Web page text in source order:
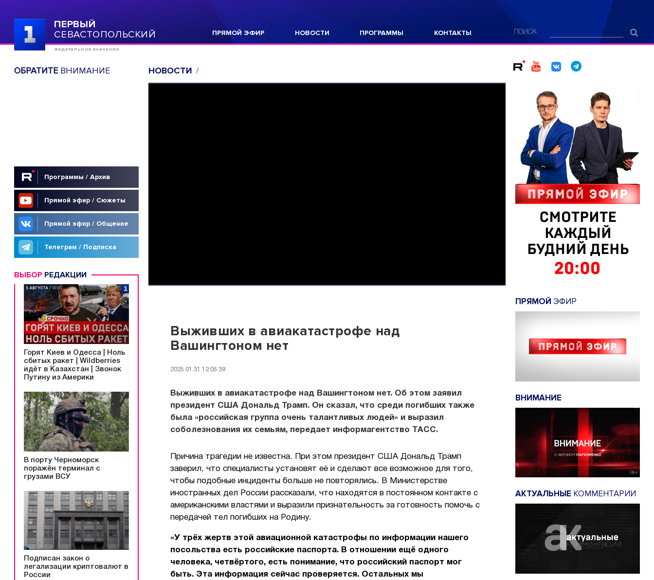
ПЕРВЫЙ
СЕВАСТОПОЛЬСКИЙ
ФЕДЕРАЛЬНОЕ ЗНАЧЕНИЕ
ПРЯМОЙ ЭФИР НОВОСТИ ПРОГРАММЫ КОНТАКТЫ ПОИСК
ОБРАТИТЕВНИМАНИЕ
Программы / Архив
Прямой эфир / Сюжеты
Прямой эфир / Общение
Телеграм / Подписка
ВЫБОР РЕДАКЦИИ
Горят Киев и Одесса | Ноль
сбитых ракет | Wildberries
идёт в Казахстан | Звонок
Путину из Америки
В порту Черноморск
поражён терминал с
грузами ВСУ
Подписан закон о
легализации криптовалют в
России
НОВОСТИ
Выживших в авиакатастрофе над
Вашингтоном нет
2025.01.31 12:05:39
Выживших в авиакатастрофе над Вашингтоном нет. Об этом заявил
президент США Дональд Трамп. Он сказал, что среди погибших также
была «российская группа очень талантливых людей» и выразил
соболезнования их семьям, передает информагентство ТАСС.
Причина трагедии не известна. При этом президент США Дональд Трамп
заверил, что специалисты установят её и сделают все возможное для того,
чтобы подобные инциденты больше не повторялись. В Министерстве
иностранных дел России рассказали, что находятся в постоянном контакте с
американскими властями и выразили признательность за готовность помочь с
передачей тел погибших на Родину.
«У трёх жертв этой авиационной катастрофы по информации нашего
посольства есть российские паспорта. В отношении ещё одного
человека, четвёртого, есть понимание, что российский паспорт мог
быть. Эта информация сейчас проверяется. Остальных мы
ПРЯМОЙ ЭФИР
ВНИМАНИЕ
АКТУАЛЬНЫЕ КОММЕНТАРИИ